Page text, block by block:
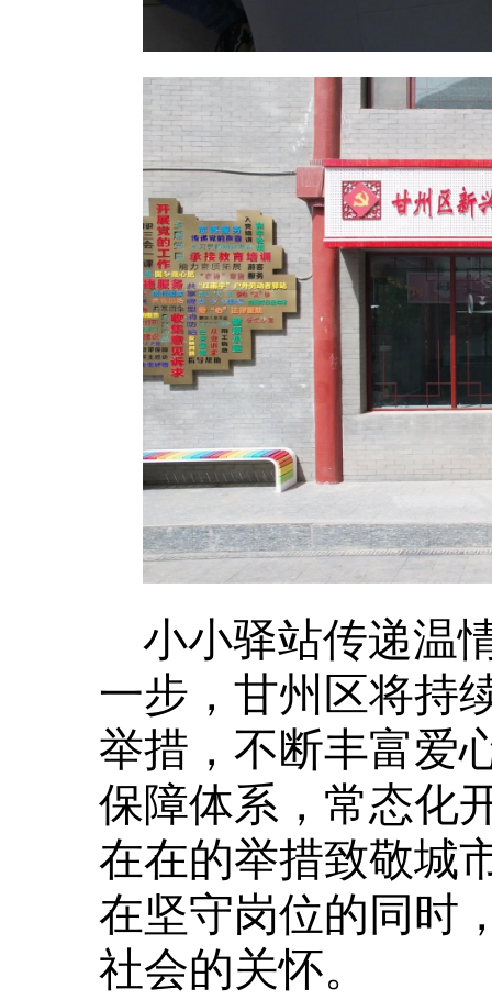
小小驿站传递温
一步，甘州区将持
举措，不断丰富爱
保障体系，常态化
在在的举措致敬城
在坚守岗位的同时
社会的关怀。